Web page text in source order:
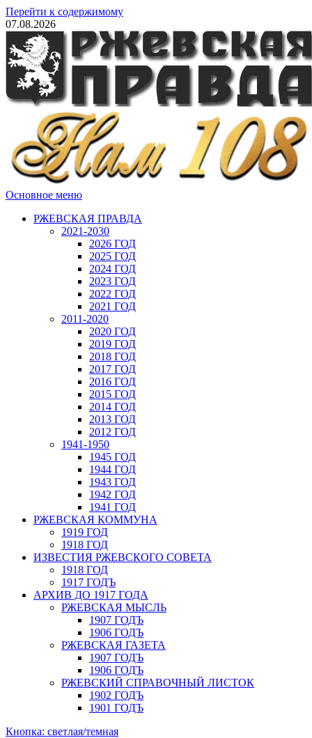
Перейти к содержимому
07.08.2026
Основное меню
РЖЕВСКАЯ ПРАВДА
2021-2030
2026 ГОД
2025 ГОД
2024 ГОД
2023 ГОД
2022 ГОД
2021 ГОД
2011-2020
2020 ГОД
2019 ГОД
2018 ГОД
2017 ГОД
2016 ГОД
2015 ГОД
2014 ГОД
2013 ГОД
2012 ГОД
1941-1950
1945 ГОД
1944 ГОД
1943 ГОД
1942 ГОД
1941 ГОД
РЖЕВСКАЯ КОММУНА
1919 ГОД
1918 ГОД
ИЗВЕСТИЯ РЖЕВСКОГО СОВЕТА
1918 ГОД
1917 ГОДЪ
АРХИВ ДО 1917 ГОДА
РЖЕВСКАЯ МЫСЛЬ
1907 ГОДЪ
1906 ГОДЪ
РЖЕВСКАЯ ГАЗЕТА
1907 ГОДЪ
1906 ГОДЪ
РЖЕВСКИЙ СПРАВОЧНЫЙ ЛИСТОК
1902 ГОДЪ
1901 ГОДЪ
Кнопка: светлая/темная